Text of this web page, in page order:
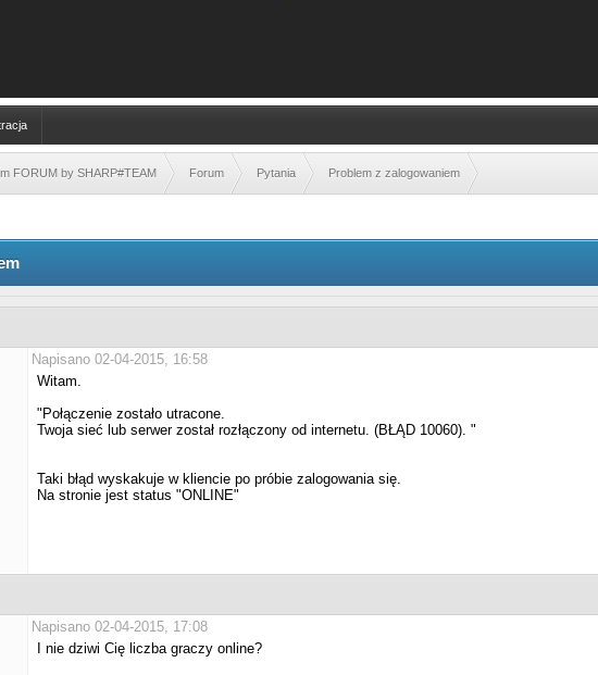
FORUM by SHARP#TEAM Forum Pytania Problem z zalogowaniem
Napisano 02-04-2015, 16:58
Witam.
"Połączenie zostało utracone.
Twoja sieć lub serwer został rozłączony od internetu. (BŁĄD 10060). "
Taki błąd wyskakuje w kliencie po próbie zalogowania się.
Na stronie jest status "ONLINE"
Napisano 02-04-2015, 17:08
I nie dziwi Cię liczba graczy online?